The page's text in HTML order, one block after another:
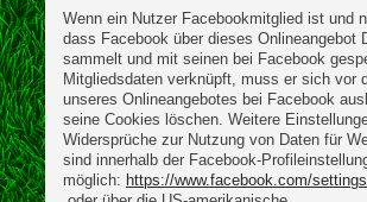
Wenn ein Nutzer Facebookmitglied ist und
dass Facebook über dieses Onlineangebot
sammelt und mit seinen bei Facebook
Mitgliedsdaten verknüpft, muss er sich vor
unseres Onlineangebotes bei Facebook
seine Cookies löschen. Weitere
Widersprüche zur Nutzung von Daten für
sind innerhalb der Facebook-
möglich: https://www.facebook.com/